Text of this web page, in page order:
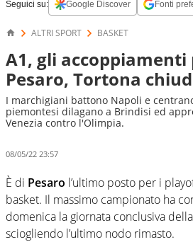
Seguici su: Google Discover Fonti
ALTRI SPORT BASKET
A1, gli
Pesaro, Tortona
I marchigiani battono Napoli e
piemontesi dilagano a Brindisi ed
Venezia contro l'Olimpia.
08/05/22 23:57
È di Pesaro l’ultimo posto per i
basket. Il massimo campionato ha
domenica la giornata conclusiva della
sciogliendo l’ultimo nodo rimasto.